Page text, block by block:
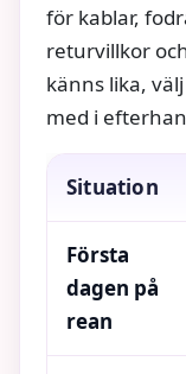
för kablar,
returvillkor
känns lika,
med i
Situation
Första
dagen på
rean